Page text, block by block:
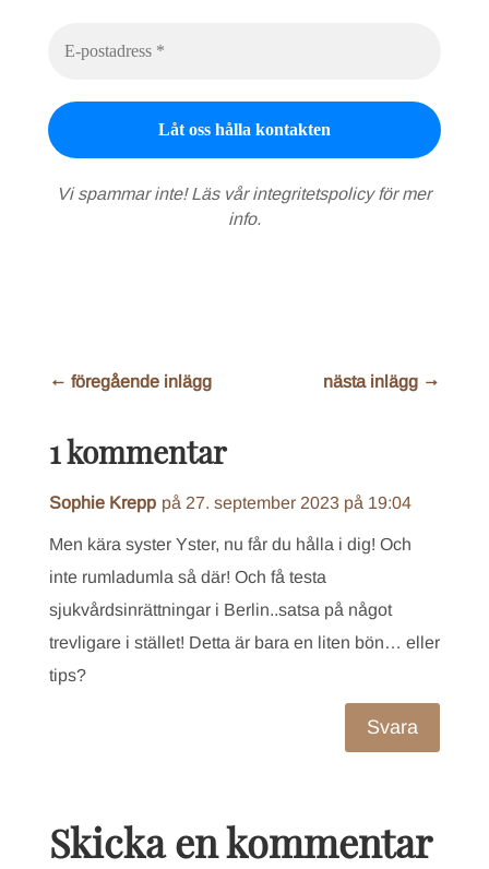
Vi spammar inte! Läs vårintegritetspolicyför mer
info.
← föregående inlägg nästa inlägg →
1 kommentar
Sophie Krepp på 27. september 2023 på 19:04
Men kära syster Yster, nu får du hålla i dig! Och
inte rumladumla så där! Och få testa
sjukvårdsinrättningar i Berlin..satsa på något
trevligare i stället! Detta är bara en liten bön… eller
tips?
Svara
Skicka en kommentar